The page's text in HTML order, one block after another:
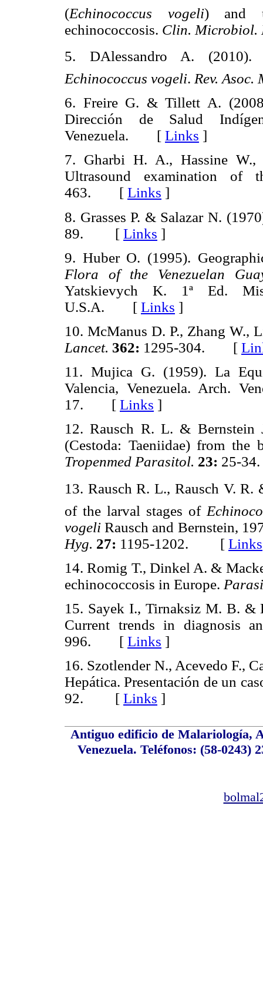
(Echinococcus vogeli) and
echinococcosis. Clin. Microbiol.
5. DAlessandro A.
Echinococcus vogeli. Rev.
6. Freire G. & Tillett A.
Dirección de Salud
Venezuela. [ Links ]
7. Gharbi H. A., Hassine
Ultrasound examination
463. [ Links ]
8. Grasses P. & Salazar N.
89. [ Links ]
9. Huber O. (1995).
Flora of the Venezuelan
Yatskievych K. 1ª Ed.
U.S.A. [ Links ]
10. McManus D. P., Zhang W.,
Lancet. 362: 1295-304. [
11. Mujica G. (1959). La
Valencia, Venezuela. Arch.
17. [ Links ]
12. Rausch R. L. &
(Cestoda: Taeniidae) from the
Tropenmed Parasitol. 23: 25-
13. Rausch R. L., Rausch V. R.
of the larval stages of
vogeliRausch and Bernstein,
Hyg. 27: 1195-1202. [ Links
14. Romig T., Dinkel A. &
echinococcosis in Europe.
15. Sayek I., Tirnaksiz M. B. &
Current trends in diagnosis
996. [ Links ]
16. Szotlender N., Acevedo F.,
Hepática. Presentación de un
92. [ Links ]
Antiguo edificio de Malariología,
Venezuela. Teléfonos: (58-0243)